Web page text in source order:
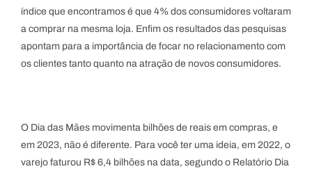
índice que encontramos é que 4% dos consumidores voltaram
a comprar na mesma loja. Enfim os resultados das pesquisas
apontam para a importância de focar no relacionamento com
os clientes tanto quanto na atração de novos consumidores.
O Dia das Mães movimenta bilhões de reais em compras, e
em 2023, não é diferente. Para você ter uma ideia, em 2022, o
varejo faturou R$ 6,4 bilhões na data, segundo o Relatório Dia